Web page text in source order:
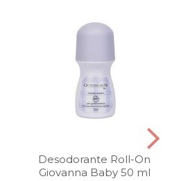
Desodorante Roll-On
Giovanna Baby 50 ml